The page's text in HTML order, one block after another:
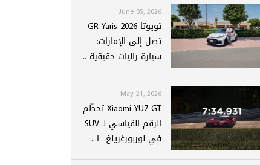
June 05, 2026
تويوتا GR Yaris 2026
تصل إلى الإمارات:
سيارة راليات حقيقية ...
May 21, 2026
Xiaomi YU7 GT تحطّم
الرقم القياسي لـ SUV
في نوربورغرينغ.. ا...